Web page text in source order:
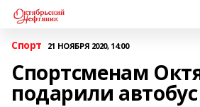
Спорт 21 НОЯБРЯ 2020, 14:00
Спортсменам
подарили автобус